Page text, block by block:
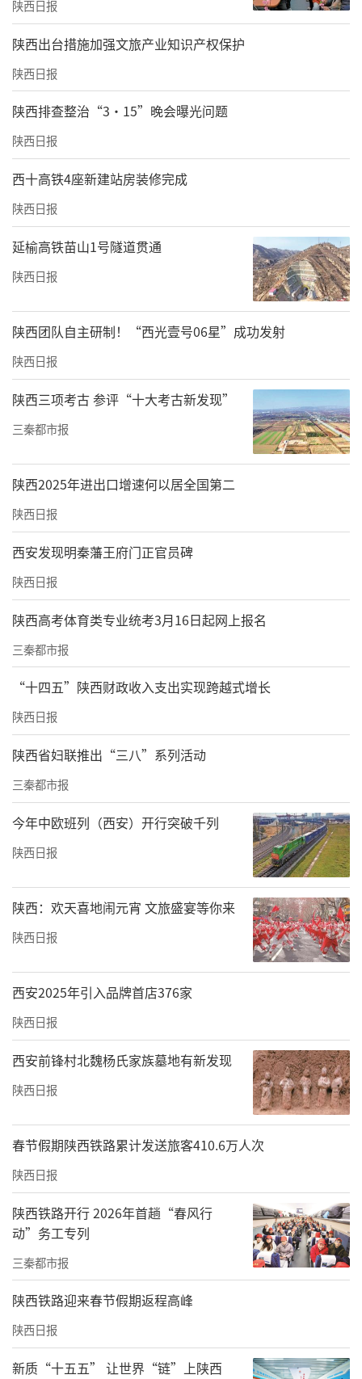
陕西日报
​陕西出台措施加强文旅产业知识产权保护
陕西日报
陕西排查整治“3·15”晚会曝光问题
陕西日报
西十高铁4座新建站房装修完成
陕西日报
延榆高铁苗山1号隧道贯通
陕西日报
陕西团队自主研制！“西光壹号06星”成功发射
陕西日报
陕西三项考古 参评“十大考古新发现”
三秦都市报
陕西2025年进出口增速何以居全国第二
陕西日报
西安发现明秦藩王府门正官员碑
陕西日报
陕西高考体育类专业统考3月16日起网上报名
三秦都市报
“十四五”陕西财政收入支出实现跨越式增长
陕西日报
陕西省妇联推出“三八”系列活动
三秦都市报
今年中欧班列（西安）开行突破千列
陕西日报
陕西：欢天喜地闹元宵 文旅盛宴等你来
陕西日报
西安2025年引入品牌首店376家
陕西日报
西安前锋村北魏杨氏家族墓地有新发现
陕西日报
春节假期陕西铁路累计发送旅客410.6万人次
陕西日报
陕西铁路开行 2026年首趟“春风行
动”务工专列
三秦都市报
陕西铁路迎来春节假期返程高峰
陕西日报
新质“十五五” 让世界“链”上陕西